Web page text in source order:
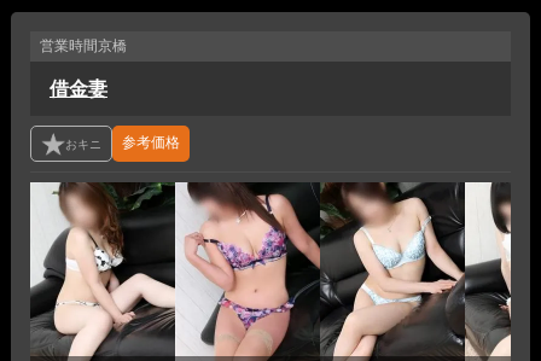
営業時間京橋
借金妻
参考価格